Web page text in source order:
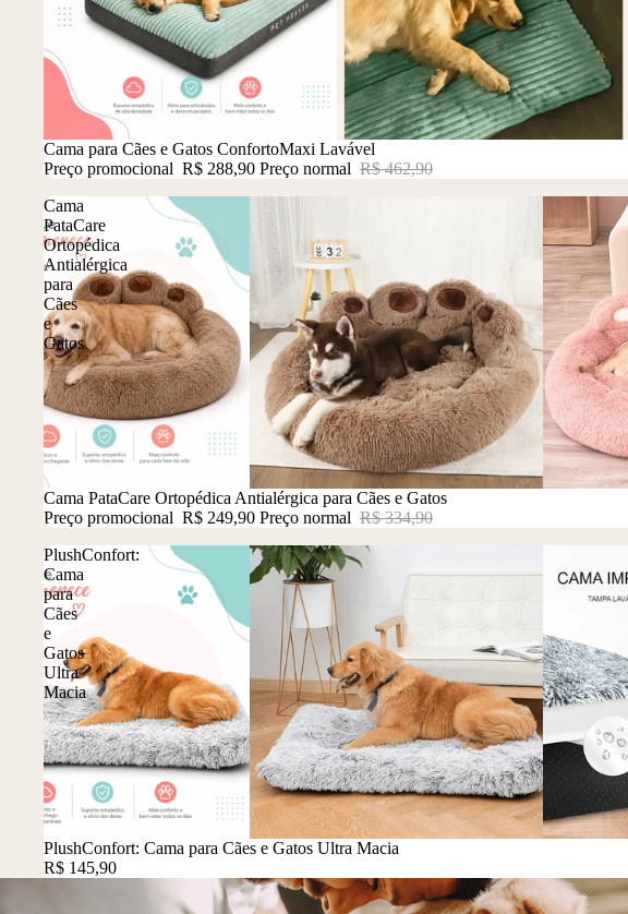
Promoção
Cama para Cães e Gatos ConfortoMaxi Lavável
Preço promocional R$ 288,90 Preço normal R$ 462,90
Cama
PataCare
Ortopédica
Antialérgica
para
Cães
e
Gatos
Promoção
Cama PataCare Ortopédica Antialérgica para Cães e Gatos
Preço promocional R$ 249,90 Preço normal R$ 334,90
PlushConfort:
Cama
para
Cães
e
Gatos
Ultra
Macia
Promoção
PlushConfort: Cama para Cães e Gatos Ultra Macia
R$ 145,90